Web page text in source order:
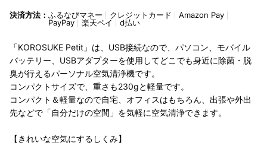
決済方法： ふるなびマネー クレジットカード
Amazon Pay
PayPay
楽天ペイ d払い
「KOROSUKE Petit」は、USB接続なので、パソコン、モバイル
バッテリー、USBアダプターを使用してどこでも身近に除菌・脱
臭が行えるパーソナル空気清浄機です。
コンパクトサイズで、重さも230gと軽量です。
コンパクト＆軽量なので自宅、オフィスはもちろん、出張や外出
先などで「自分だけの空間」を気軽に空気清浄できます。
【きれいな空気にするしくみ】